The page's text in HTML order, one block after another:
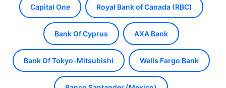
Capital One Royal Bank of Canada (RBC)
Bank Of Cyprus AXA Bank
Bank Of Tokyo-Mitsubishi Wells Fargo Bank